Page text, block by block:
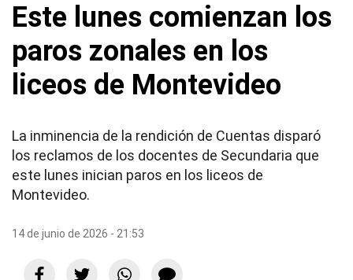
Este lunes comienzan los
paros zonales en los
liceos de Montevideo
La inminencia de la rendición de Cuentas disparó
los reclamos de los docentes de Secundaria que
este lunes inician paros en los liceos de
Montevideo.
14 de junio de 2026 - 21:53